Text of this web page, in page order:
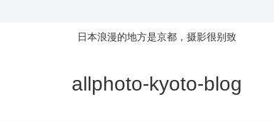
日本浪漫的地方是京都，摄影很别致
allphoto-kyoto-blog